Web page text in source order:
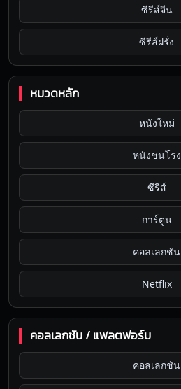
ซีรีส์จีน
ซีรีส์ฝรั่ง
หมวดหลัก
หนังใหม่
หนังชนโรง
ซีรีส์
การ์ตูน
คอลเลกชัน
Netflix
คอลเลกชัน / แพลตฟอร์ม
คอลเลกชัน